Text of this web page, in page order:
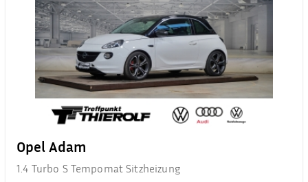
Opel Adam
1.4 Turbo S Tempomat Sitzheizung